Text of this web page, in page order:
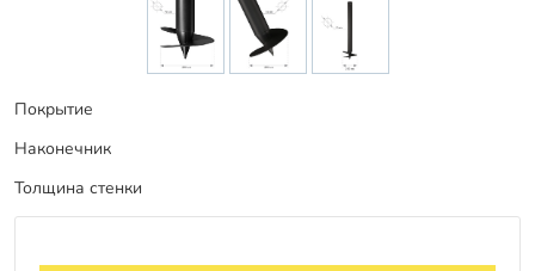
Покрытие
Наконечник
Толщина стенки